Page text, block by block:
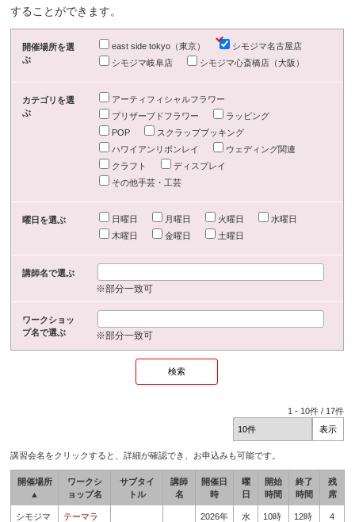
することができます。
開催場所を選
ぶ
east side tokyo（東京）
シモジマ名古屋店
シモジマ岐阜店
シモジマ心斎橋店（大阪）
カテゴリを選
ぶ
アーティフィシャルフラワー
プリザーブドフラワー
ラッピング
POP
スクラップブッキング
ハワイアンリボンレイ
ウェディング関連
クラフト
ディスプレイ
その他手芸・工芸
曜日を選ぶ 日曜日 月曜日 火曜日
水曜日
木曜日
金曜日 土曜日
講師名で選ぶ
※部分一致可
ワークショッ
プ名で選ぶ
※部分一致可
1 - 10件 / 17件
講習会名をクリックすると、詳細が確認でき、お申込みも可能です。
開催場所
▲
ワークシ
ョップ名
サブタイ
トル
講師
名
開催日
時
曜
日
開始
時間
終了
時間
残
席
シモジマ
テーマラ
2026年
水
10時
12時
4